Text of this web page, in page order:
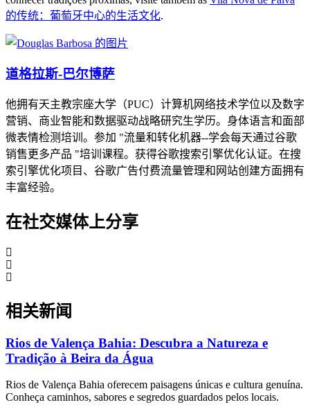
的传统：葡萄牙中心的生活文化.
道格拉斯-巴尔博萨
他拥有天主教宗座大学（PUC）计算机网络技术学位以及数字
营销、商业智能和数据驱动战略研究生学历。身体语言和面部
微表情检测培训。参加 "流量和转化机器--学会每天通过谷歌
销售更多产品 "培训课程。获得谷歌搜索引擎优化认证。在搜
索引擎优化项目、谷歌广告付费流量管理和网站创建方面拥有
丰富经验。
在社交媒体上分享
相关新闻
Rios de Valença Bahia: Descubra a Natureza e
Tradição à Beira da Água
Rios de Valença Bahia oferecem paisagens únicas e cultura genuína.
Conheça caminhos, sabores e segredos guardados pelos locais.